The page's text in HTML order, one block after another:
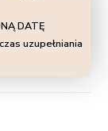
DATĘ
uzupełniania